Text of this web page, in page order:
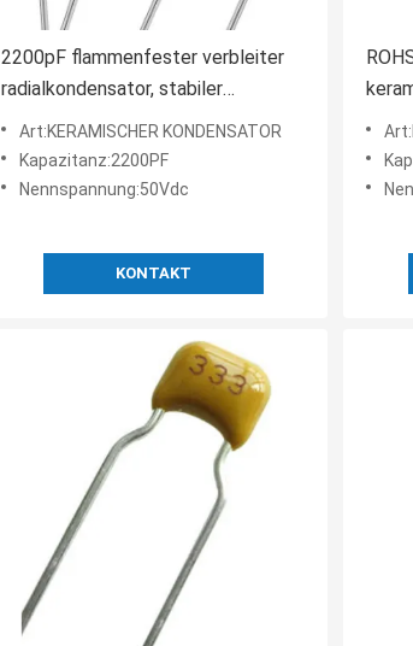
2200pF flammenfester verbleiter
radialkondensator, stabiler
keramischer Kondensator Mlcc
Art:KERAMISCHER KONDENSATOR
Kapazitanz:2200PF
Nennspannung:50Vdc
KONTAKT